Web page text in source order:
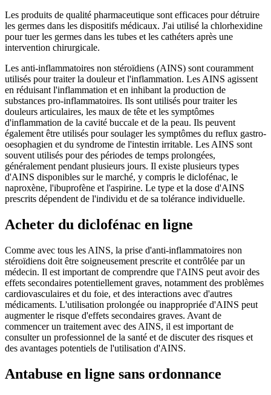
Les produits de qualité pharmaceutique sont efficaces pour détruire
les germes dans les dispositifs médicaux. J'ai utilisé la chlorhexidine
pour tuer les germes dans les tubes et les cathéters après une
intervention chirurgicale.
Les anti-inflammatoires non stéroïdiens (AINS) sont couramment
utilisés pour traiter la douleur et l'inflammation. Les AINS agissent
en réduisant l'inflammation et en inhibant la production de
substances pro-inflammatoires. Ils sont utilisés pour traiter les
douleurs articulaires, les maux de tête et les symptômes
d'inflammation de la cavité buccale et de la peau. Ils peuvent
également être utilisés pour soulager les symptômes du reflux gastro-
oesophagien et du syndrome de l'intestin irritable. Les AINS sont
souvent utilisés pour des périodes de temps prolongées,
généralement pendant plusieurs jours. Il existe plusieurs types
d'AINS disponibles sur le marché, y compris le diclofénac, le
naproxène, l'ibuprofène et l'aspirine. Le type et la dose d'AINS
prescrits dépendent de l'individu et de sa tolérance individuelle.
Acheter du diclofénac en ligne
Comme avec tous les AINS, la prise d'anti-inflammatoires non
stéroïdiens doit être soigneusement prescrite et contrôlée par un
médecin. Il est important de comprendre que l'AINS peut avoir des
effets secondaires potentiellement graves, notamment des problèmes
cardiovasculaires et du foie, et des interactions avec d'autres
médicaments. L'utilisation prolongée ou inappropriée d'AINS peut
augmenter le risque d'effets secondaires graves. Avant de
commencer un traitement avec des AINS, il est important de
consulter un professionnel de la santé et de discuter des risques et
des avantages potentiels de l'utilisation d'AINS.
Antabuse en ligne sans ordonnance